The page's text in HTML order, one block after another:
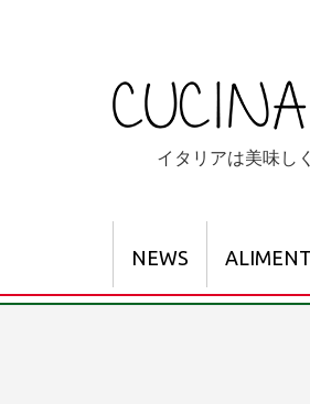
を
イタリアは美味し
NEWS